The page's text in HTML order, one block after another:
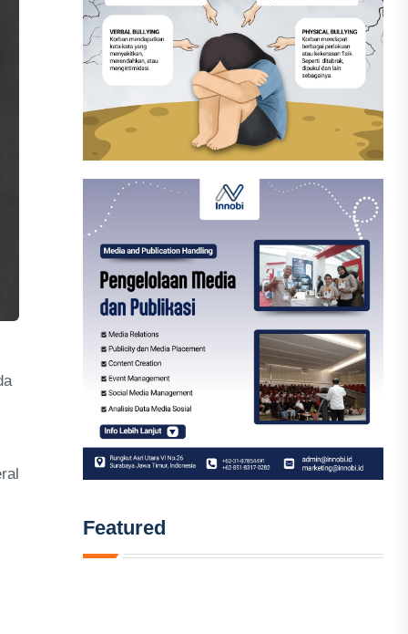
Featured